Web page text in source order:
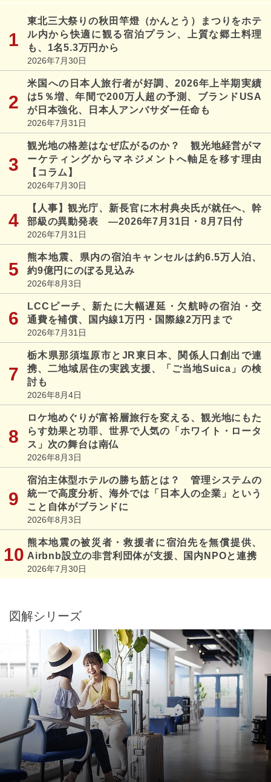
東北三大祭りの秋田竿燈（かんとう）まつりをホテ
ル内から快適に観る宿泊プラン、上質な郷土料理
も、1名5.3万円から
2026年7月30日
米国への日本人旅行者が好調、2026年上半期実績
は5％増、年間で200万人超の予測、ブランドUSA
が日本強化、日本人アンバサダー任命も
2026年7月31日
観光地の格差はなぜ広がるのか？ 観光地経営がマ
ーケティングからマネジメントへ軸足を移す理由
【コラム】
2026年7月30日
【人事】観光庁、新長官に木村典央氏が就任へ、幹
部級の異動発表 ―2026年7月31日・8月7日付
2026年7月31日
熊本地震、県内の宿泊キャンセルは約6.5万人泊、
約9億円にのぼる見込み
2026年8月3日
LCCピーチ、新たに大幅遅延・欠航時の宿泊・交
通費を補償、国内線1万円・国際線2万円まで
2026年7月31日
栃木県那須塩原市とJR東日本、関係人口創出で連
携、二地域居住の実践支援、「ご当地Suica」の検
討も
2026年8月4日
ロケ地めぐりが富裕層旅行を変える、観光地にもた
らす効果と功罪、世界で人気の「ホワイト・ロータ
ス」次の舞台は南仏
2026年8月3日
宿泊主体型ホテルの勝ち筋とは？ 管理システムの
統一で高度分析、海外では「日本人の企業」という
こと自体がブランドに
2026年8月3日
熊本地震の被災者・救援者に宿泊先を無償提供、
Airbnb設立の非営利団体が支援、国内NPOと連携
2026年7月30日
図解シリーズ